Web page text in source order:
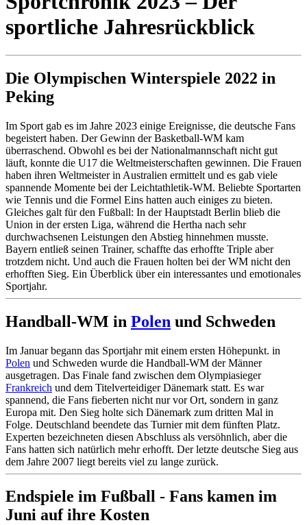
sportliche Jahresrückblick
Die Olympischen Winterspiele 2022 in
Peking
Im Sport gab es im Jahre 2023 einige Ereignisse, die deutsche Fans
begeistert haben. Der Gewinn der Basketball-WM kam
überraschend. Obwohl es bei der Nationalmannschaft nicht gut
läuft, konnte die U17 die Weltmeisterschaften gewinnen. Die Frauen
haben ihren Weltmeister in Australien ermittelt und es gab viele
spannende Momente bei der Leichtathletik-WM. Beliebte Sportarten
wie Tennis und die Formel Eins hatten auch einiges zu bieten.
Gleiches galt für den Fußball: In der Hauptstadt Berlin blieb die
Union in der ersten Liga, während die Hertha nach sehr
durchwachsenen Leistungen den Abstieg hinnehmen musste.
Bayern entließ seinen Trainer, schaffte das erhoffte Triple aber
trotzdem nicht. Und auch die Frauen holten bei der WM nicht den
erhofften Sieg. Ein Überblick über ein interessantes und emotionales
Sportjahr.
Handball-WM in Polen und Schweden
Im Januar begann das Sportjahr mit einem ersten Höhepunkt. in
Polen und Schweden wurde die Handball-WM der Männer
ausgetragen. Das Finale fand zwischen dem Olympiasieger
Frankreich und dem Titelverteidiger Dänemark statt. Es war
spannend, die Fans fieberten nicht nur vor Ort, sondern in ganz
Europa mit. Den Sieg holte sich Dänemark zum dritten Mal in
Folge. Deutschland beendete das Turnier mit dem fünften Platz.
Experten bezeichneten diesen Abschluss als versöhnlich, aber die
Fans hatten sich natürlich mehr erhofft. Der letzte deutsche Sieg aus
dem Jahre 2007 liegt bereits viel zu lange zurück.
Endspiele im Fußball - Fans kamen im
Juni auf ihre Kosten